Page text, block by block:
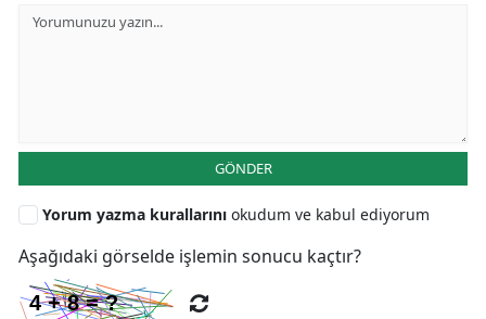
GÖNDER
Yorum yazma kurallarını okudum ve kabul ediyorum
Aşağıdaki görselde işlemin sonucu kaçtır?